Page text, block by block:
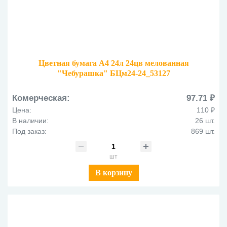
Цветная бумага А4 24л 24цв мелованная
"Чебурашка" БЦм24-24_53127
Комерческая: 97.71 ₽
Цена:
110 ₽
В наличии:
26 шт.
Под заказ:
869 шт.
шт
В корзину